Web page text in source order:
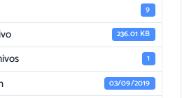
9
236.01 KB
1
03/09/2019